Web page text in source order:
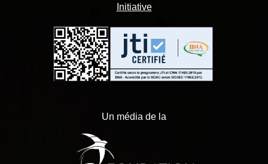
Initiative
Un média de la